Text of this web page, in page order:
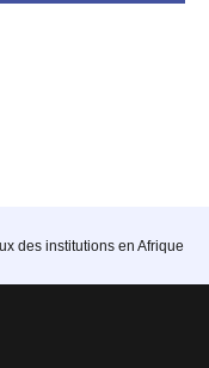
des institutions en Afrique